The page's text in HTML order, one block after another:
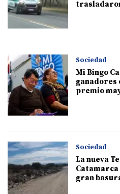
Sociedad
Mi Bingo
premio
Sociedad
La nueva
Catamarca
gran